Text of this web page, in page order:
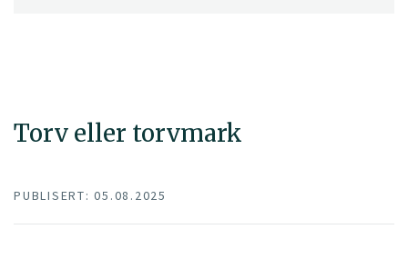
Torv eller torvmark
PUBLISERT: 05.08.2025